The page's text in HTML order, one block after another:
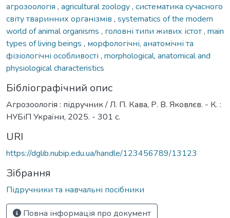
агрозоологія , agricultural zoology, систематика сучасного
світу тваринних організмів , systematics of the modern
world of animal organisms , головні типи живих істот, main
types of living beings , морфологічні, анатомічні та
фізіологічні особливості , morphological, anatomical and
physiological characteristics
Бібліографічний опис
Агрозоологія : підручник / Л. П. Кава, Р. В. Яковлєв. - К. :
НУБіП України, 2025. - 301 с.
URI
https://dglib.nubip.edu.ua/handle/123456789/13123
Зібрання
Підручники та навчальні посібники
Повна інформація про документ